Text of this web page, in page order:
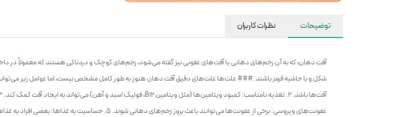
توضیحات نظرات کاربران
آفت دهان، که به آن زخم‌های دهانی یا آفت‌های عفونی نیز گفته می‌شود، زخم‌های کوچک و دردناکی هستند که معمولاً در
عفونت‌های ویروسی: برخی از عفونت‌ها می‌توانند باعث بروز زخم‌های دهانی شوند. 5. حساسیت به غذاها: بعضی افراد به غذاهایی مانند شکلات، قهوه یا غذاهای تند حساس هستند. .